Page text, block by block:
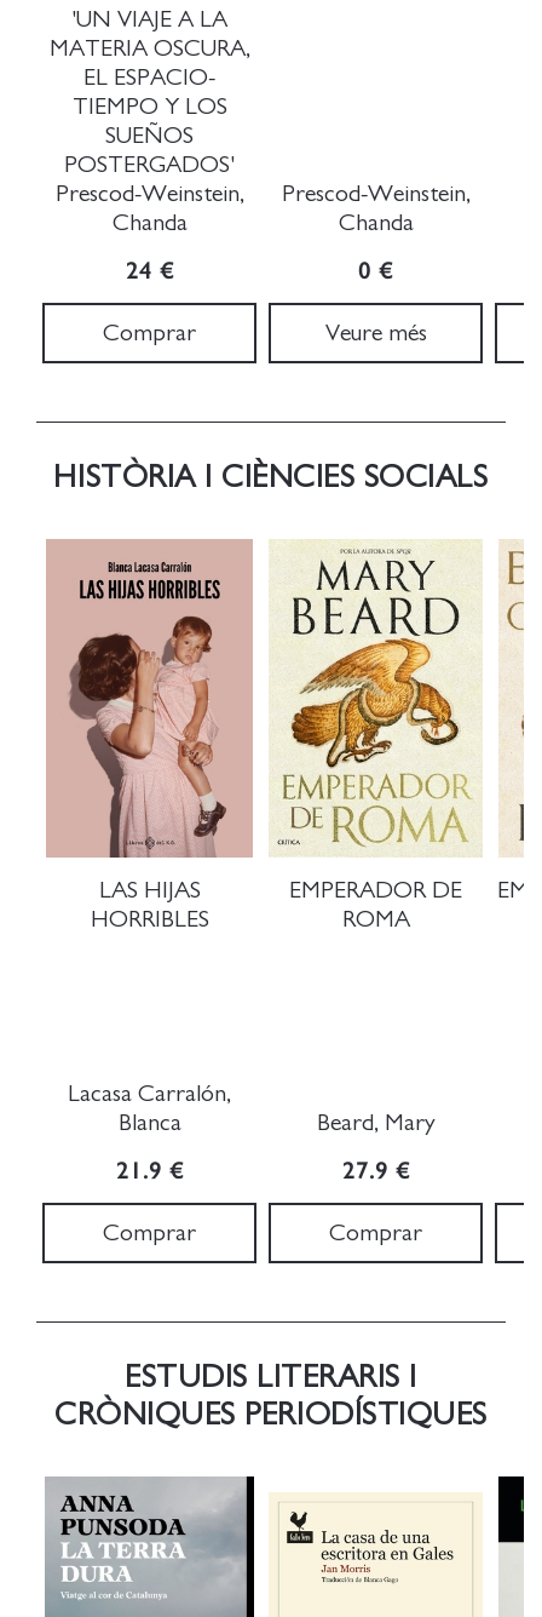
'UN VIAJE A LA
MATERIA OSCURA,
EL ESPACIO-
TIEMPO Y LOS
SUEÑOS
POSTERGADOS'
Prescod-Weinstein,
Chanda
24 €
Comprar
Prescod-Weinstein,
Chanda
0 €
Veure més
HISTÒRIA I CIÈNCIES SOCIALS
LAS HIJAS
HORRIBLES
Lacasa Carralón,
Blanca
21.9 €
Comprar
EMPERADOR DE
ROMA
Beard, Mary
27.9 €
Comprar
ESTUDIS LITERARIS I
CRÒNIQUES PERIODÍSTIQUES